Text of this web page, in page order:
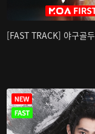
[FAST TRACK] 야구골두